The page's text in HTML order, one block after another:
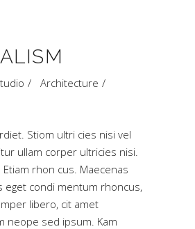
Architecture
Stiom ultri cies nisi vel
ullam corper ultricies nisi.
Etiam rhon cus. Maecenas
eget condi mentum rhoncus,
libero, cit amet
neope sed ipsum. Kam